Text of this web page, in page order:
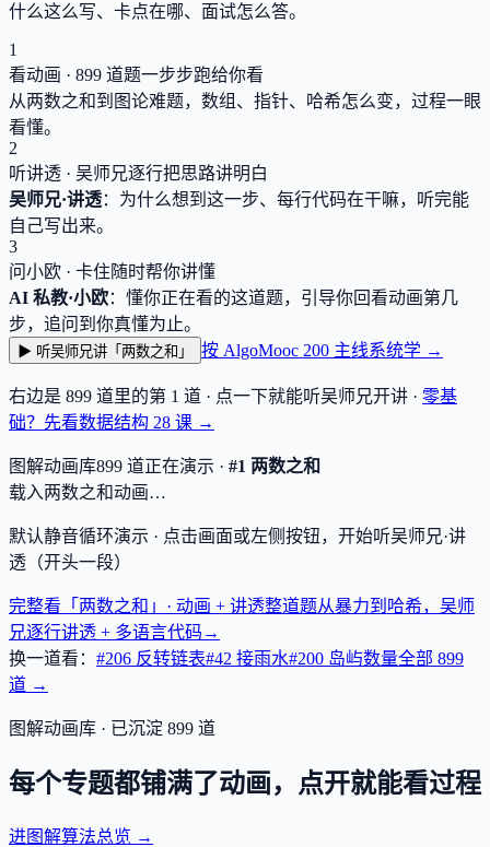
什么这么写、卡点在哪、面试怎么答。
1
看动画 · 899 道题一步步跑给你看
从两数之和到图论难题，数组、指针、哈希怎么变，过程一眼
看懂。
2
听讲透 · 吴师兄逐行把思路讲明白
吴师兄·讲透：为什么想到这一步、每行代码在干嘛，听完能
自己写出来。
3
问小欧 · 卡住随时帮你讲懂
AI 私教·小欧：懂你正在看的这道题，引导你回看动画第几
步，追问到你真懂为止。
▶ 听吴师兄讲「两数之和」 按 AlgoMooc 200 主线系统学 →
右边是 899 道里的第 1 道 · 点一下就能听吴师兄开讲 · 零基
础？先看数据结构 28 课 →
图解动画库899 道正在演示 · #1 两数之和
载入两数之和动画…
默认静音循环演示 · 点击画面或左侧按钮，开始听吴师兄·讲
透（开头一段）
完整看「两数之和」· 动画 + 讲透整道题从暴力到哈希，吴师
兄逐行讲透 + 多语言代码 →
换一道看： #206 反转链表#42 接雨水#200 岛屿数量全部 899
道 →
图解动画库 · 已沉淀 899 道
每个专题都铺满了动画，点开就能看过程
进图解算法总览 →